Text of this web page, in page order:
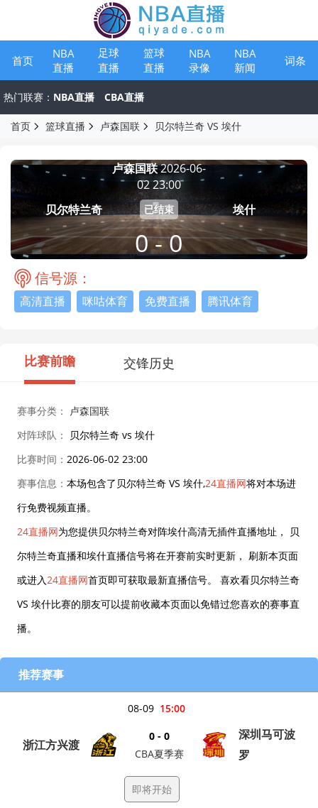
首页
NBA
直播
足球
直播
篮球
直播
NBA
录像
NBA
新闻
词条
热门联赛： NBA直播 CBA直播
首页 篮球直播 卢森国联 贝尔特兰奇 VS 埃什
贝尔特兰奇
卢森国联2026-06-
02 23:00
已结束
0 - 0
埃什
信号源：
高清直播 咪咕体育 免费直播 腾讯体育
比赛前瞻 交锋历史
赛事分类：
卢森国联
对阵球队：
贝尔特兰奇 vs 埃什
比赛时间： 2026-06-02 23:00
赛事信息： 本场包含了贝尔特兰奇 VS 埃什,24直播网将对本场进
行免费视频直播。
24直播网为您提供贝尔特兰奇对阵埃什高清无插件直播地址， 贝
尔特兰奇直播和埃什直播信号将在开赛前实时更新， 刷新本页面
或进入24直播网首页即可获取最新直播信号。 喜欢看贝尔特兰奇
VS 埃什比赛的朋友可以提前收藏本页面以免错过您喜欢的赛事直
播。
推荐赛事
15:00
08-09
浙江方兴渡
0 - 0
CBA夏季赛
深圳马可波
罗
即将开始